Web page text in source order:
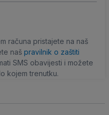
računa pristajete na naš
naš pravilnik o zaštiti
SMS obavijesti i možete
kojem trenutku.